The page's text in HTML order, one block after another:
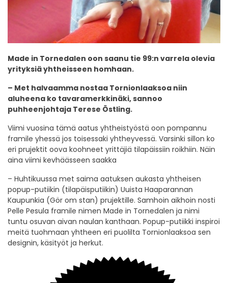
Made in Tornedalen oon saanu tie 99:n varrela olevia
yrityksiä yhtheisseen homhaan.
– Met halvaamma nostaa Tornionlaaksoa niin
aluheena ko tavaramerkkinäki, sannoo
puhheenjohtaja Terese Östling.
Viimi vuosina tämä aatus yhtheistyöstä oon pompannu
framile yhessä jos toisessaki yhtheyvessä. Varsinki sillon ko
eri prujektit oova koohneet yrittäjiä tilapäissiin roikhiin. Näin
aina viimi kevhäässeen saakka
– Huhtikuussa met saima aatuksen aukasta yhtheisen
popup-putiikin (tilapäisputiikin) Uuista Haaparannan
Kaupunkia (Gör om stan) prujektille. Samhoin aikhoin nosti
Pelle Pesula framile nimen Made in Tornedalen ja nimi
tuntu osuvan aivan naulan kanthaan. Popup-putiikki inspiroi
meitä tuohmaan yhtheen eri puolilta Tornionlaaksoa sen
designin, käsityöt ja herkut.